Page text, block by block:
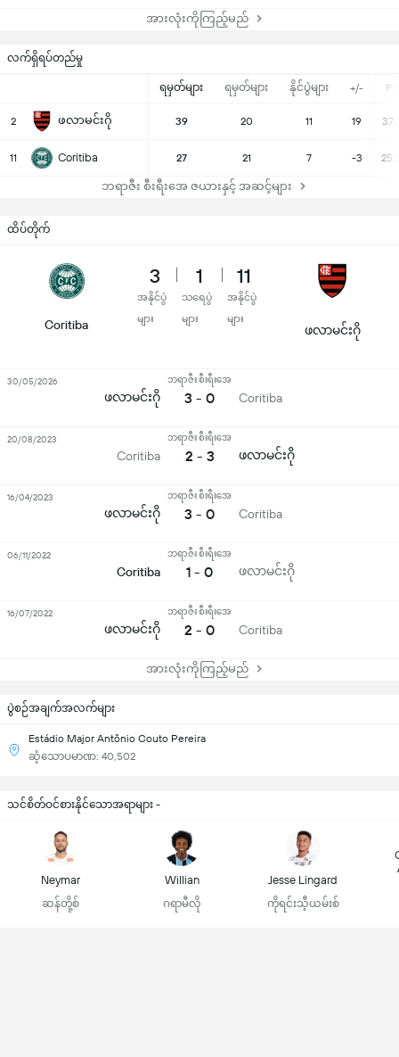
အားလုံးကိုကြည့်မည်
လက်ရှိရပ်တည်မှု
ရမှတ်များ ရမှတ်များ နိုင်ပွဲများ +/-
2 ဖလာမင်းဂို 39 20 11 19
11 Coritiba 27 21 7 -3
ဘရာဇီး စီးရီးအေ ဇယားနှင့် အဆင့်များ
ပွဲစဉ်အချက်အလက်များ
Estádio Major Antônio Couto Pereira
ဆံ့သောပမာဏ: 40,502
ထိပ်တိုက်
Coritiba
3
အနိုင်ပွဲ
များ
1
သရေပွဲ
များ
11
အနိုင်ပွဲ
များ
ဖလာမင်းဂို
ဖလာမင်းဂို
ဘရာဇီး စီးရီးအေ
3 - 0 Coritiba
30/05/2026
Coritiba
ဘရာဇီး စီးရီးအေ
2 - 3 ဖလာမင်းဂို
20/08/2023
ဖလာမင်းဂို
ဘရာဇီး စီးရီးအေ
3 - 0 Coritiba
16/04/2023
Coritiba
ဘရာဇီး စီးရီးအေ
1 - 0 ဖလာမင်းဂို
06/11/2022
ဖလာမင်းဂို
ဘရာဇီး စီးရီးအေ
2 - 0 Coritiba
16/07/2022
အားလုံးကိုကြည့်မည်
သင်စိတ်ဝင်စားနိုင်သောအရာများ -
Neymar
ဆန်တို့စ်
Willian
ဂရာမီလို
Jesse Lingard
ကိုရင်းသီ့ယမ်းစ်